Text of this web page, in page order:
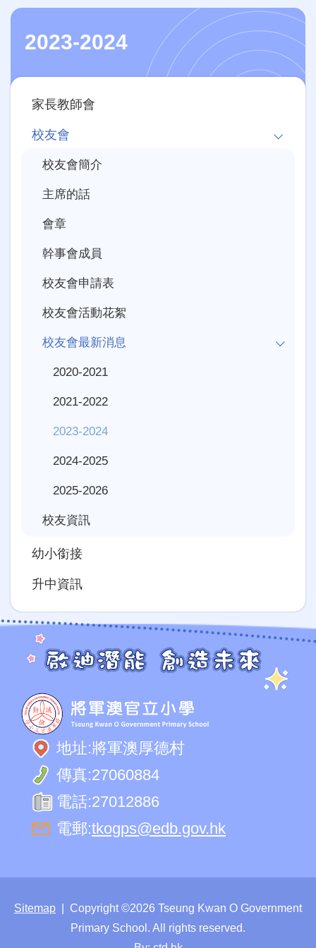
2023-2024
Main
navigation
家長教師會
校友會
校友會簡介
主席的話
會章
幹事會成員
校友會申請表
校友會活動花絮
校友會最新消息
2020-2021
2021-2022
2023-2024
2024-2025
2025-2026
校友資訊
幼小銜接
升中資訊
地址:將軍澳厚德村
傳真:27060884
電話:27012886
電郵:tkogps@edb.gov.hk
Sitemap | Copyright ©2026 Tseung Kwan O Government
Primary School. All rights reserved.